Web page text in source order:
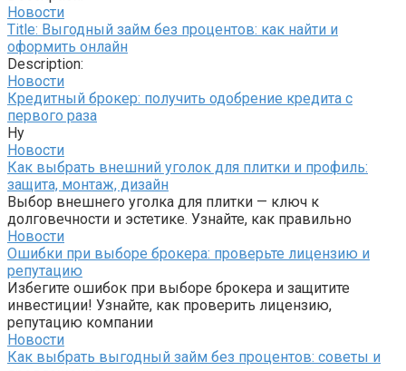
Новости
Title: Выгодный займ без процентов: как найти и
оформить онлайн
Description:
Новости
Кредитный брокер: получить одобрение кредита с
первого раза
Ну
Новости
Как выбрать внешний уголок для плитки и профиль:
защита, монтаж, дизайн
Выбор внешнего уголка для плитки — ключ к
долговечности и эстетике. Узнайте, как правильно
Новости
Ошибки при выборе брокера: проверьте лицензию и
репутацию
Избегите ошибок при выборе брокера и защитите
инвестиции! Узнайте, как проверить лицензию,
репутацию компании
Новости
Как выбрать выгодный займ без процентов: советы и